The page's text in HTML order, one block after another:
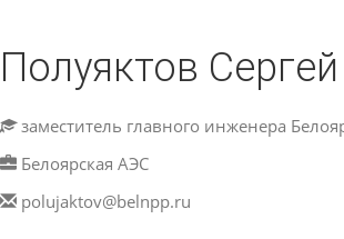
Полуяктов
заместитель главного инженера
Белоярская АЭС
polujaktov@belnpp.ru